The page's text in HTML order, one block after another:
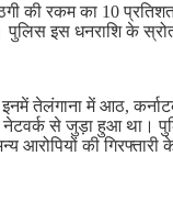
रकम का 10
इस धनराशि के
तेलंगाना में आठ,
नेटवर्क से जुड़ा हुआ
की गिरफ्तारी के